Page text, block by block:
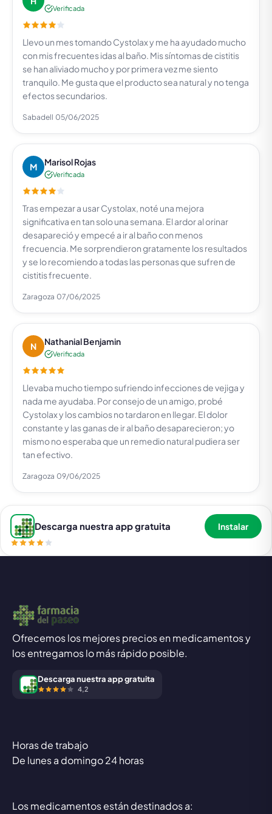
Verificada
Llevo un mes tomando Cystolax y me ha ayudado mucho
con mis frecuentes idas al baño. Mis síntomas de cistitis
se han aliviado mucho y por primera vez me siento
tranquilo. Me gusta que el producto sea natural y no tenga
efectos secundarios.
Sabadell 05/06/2025
M Marisol Rojas
Verificada
Tras empezar a usar Cystolax, noté una mejora
significativa en tan solo una semana. El ardor al orinar
desapareció y empecé a ir al baño con menos
frecuencia. Me sorprendieron gratamente los resultados
y se lo recomiendo a todas las personas que sufren de
cistitis frecuente.
Zaragoza 07/06/2025
N Nathanial Benjamin
Verificada
Llevaba mucho tiempo sufriendo infecciones de vejiga y
nada me ayudaba. Por consejo de un amigo, probé
Cystolax y los cambios no tardaron en llegar. El dolor
constante y las ganas de ir al baño desaparecieron; yo
mismo no esperaba que un remedio natural pudiera ser
tan efectivo.
Zaragoza 09/06/2025
Descarga nuestra app gratuita Instalar
Ofrecemos los mejores precios en medicamentos y
los entregamos lo más rápido posible.
Descarga nuestra app gratuita
4,2
Horas de trabajo
De lunes a domingo 24 horas
Los medicamentos están destinados a: